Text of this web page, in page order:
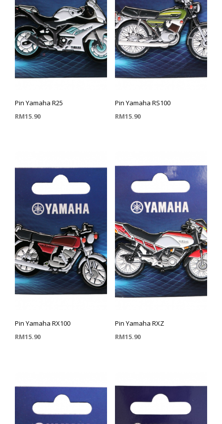
Pin Yamaha R25
RM15.90
Pin Yamaha RS100
RM15.90
Pin Yamaha RX100
RM15.90
Pin Yamaha RXZ
RM15.90